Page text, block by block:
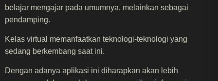
belajar mengajar pada umumnya, melainkan sebagai
pendamping.
Kelas virtual memanfaatkan teknologi-teknologi yang
sedang berkembang saat ini.
Dengan adanya aplikasi ini diharapkan akan lebih